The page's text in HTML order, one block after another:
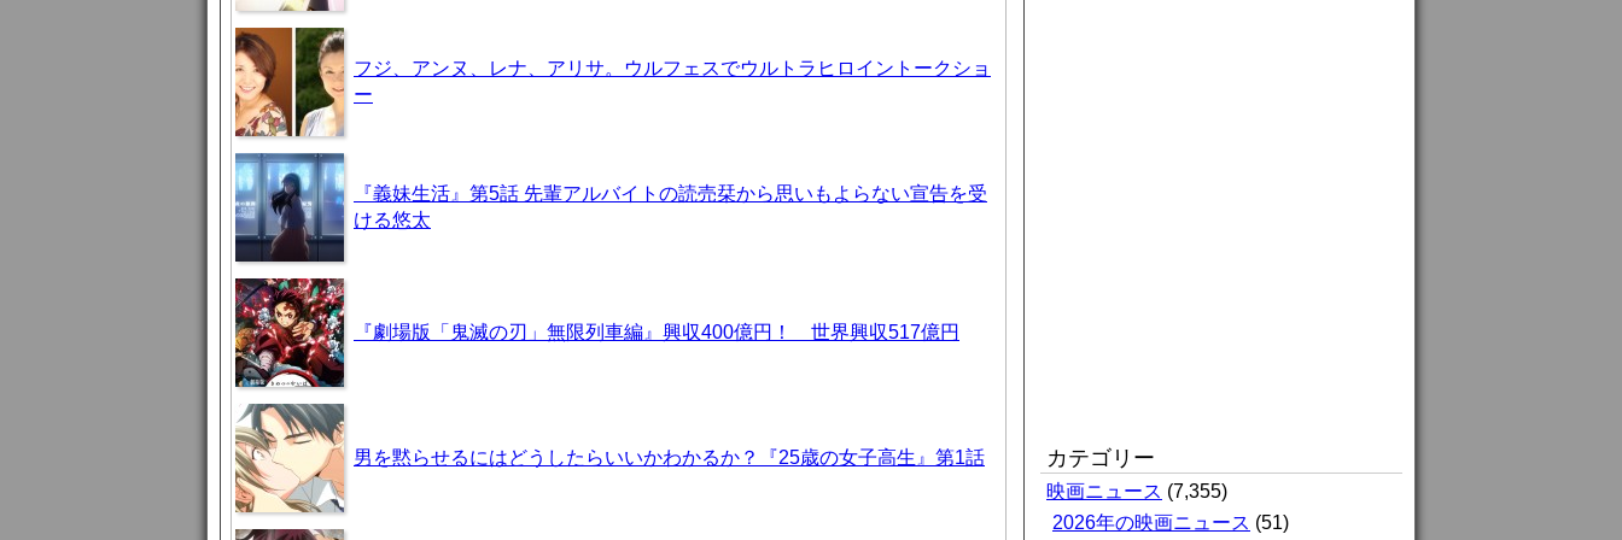
フジ、アンヌ、レナ、アリサ。ウルフェスでウルトラヒロイントークショ
ー
『義妹生活』第5話 先輩アルバイトの読売栞から思いもよらない宣告を受
ける悠太
『劇場版「鬼滅の刃」無限列車編』興収400億円！ 世界興収517億円
男を黙らせるにはどうしたらいいかわかるか？『25歳の女子高生』第1話 カテゴリー
映画ニュース (7,355)
2026年の映画ニュース (51)